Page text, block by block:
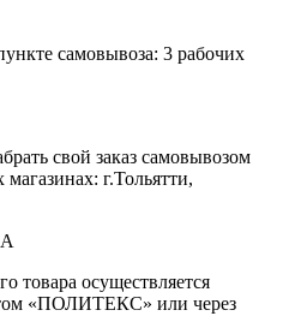
самовывоза: 3 рабочих
свой заказ самовывозом
г.Тольятти,
товара осуществляется
«ПОЛИТЕКС» или через